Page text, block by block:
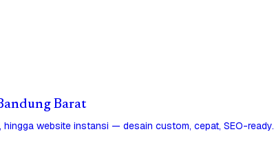
Barat
website instansi — desain custom, cepat, SEO-ready.